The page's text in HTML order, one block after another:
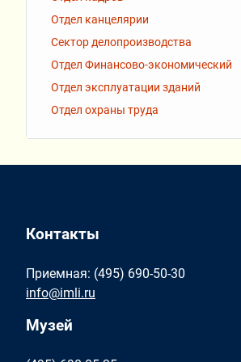
Отдел канцелярии
Сектор делопроизводства
Отдел Финансово-экономический
Отдел эксплуатации зданий
Отдел охраны труда
Контакты
Приемная: (495) 690-50-30
info@imli.ru
Музей